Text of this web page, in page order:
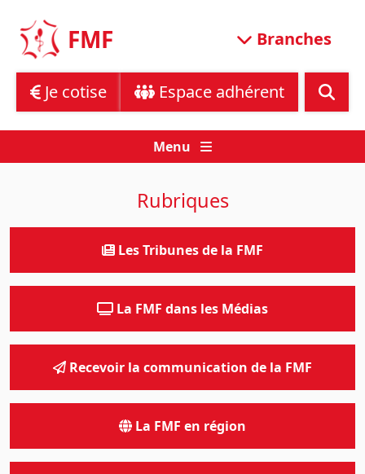
content
FMF Branches
Je cotise Espace adhérent
Menu
Rubriques
Les Tribunes de la FMF
La FMF dans les Médias
Recevoir la communication de la FMF
La FMF en région